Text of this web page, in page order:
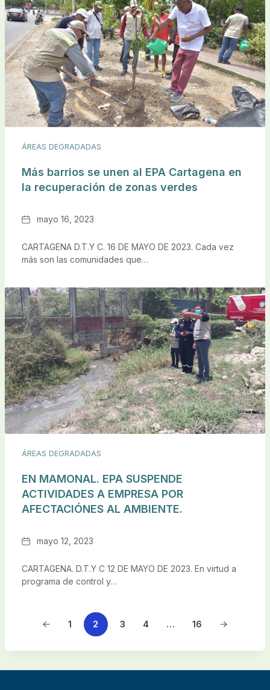
ÁREAS DEGRADADAS
Más barrios se unen al EPA Cartagena en
la recuperación de zonas verdes
Fechamayo 16, 2023
CARTAGENA D.T.Y C. 16 DE MAYO DE 2023. Cada vez
más son las comunidades que…
ÁREAS DEGRADADAS
EN MAMONAL. EPA SUSPENDE
ACTIVIDADES A EMPRESA POR
AFECTACIÓNES AL AMBIENTE.
Fechamayo 12, 2023
CARTAGENA. D.T.Y C 12 DE MAYO DE 2023. En virtud a
programa de control y…
1 2 3 4 … 16